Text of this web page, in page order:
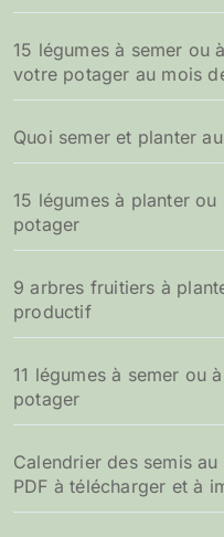
15 légumes à semer ou
votre potager au mois
Quoi semer et planter
15 légumes à planter
potager
9 arbres fruitiers à
productif
11 légumes à semer ou
potager
Calendrier des semis
PDF à télécharger et à